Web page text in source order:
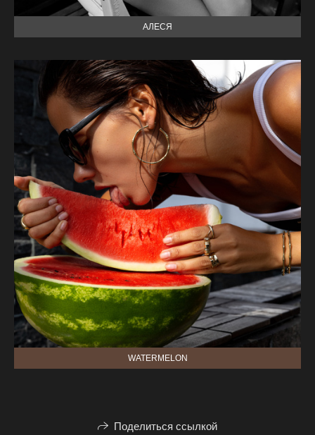
АЛЕСЯ
WATERMELON
Поделиться ссылкой